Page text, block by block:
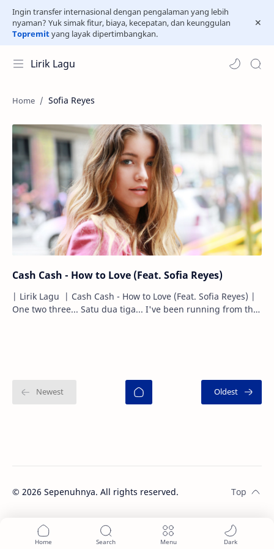
Ingin transfer internasional dengan pengalaman yang lebih
nyaman? Yuk simak fitur, biaya, kecepatan, dan keunggulan
Topremityang layak dipertimbangkan.
Lirik Lagu
Sofia Reyes
Cash Cash - How to Love (Feat. Sofia Reyes)
| Lirik Lagu | Cash Cash - How to Love (Feat. Sofia Reyes) |
One two three... Satu dua tiga... I've been running from the
© 2026 Sepenuhnya. All rights reserved.